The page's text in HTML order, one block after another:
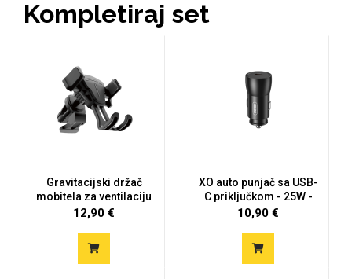
Kompletiraj set
Gravitacijski držač
mobitela za ventilaciju
12,90 €
XO auto punjač sa USB-
C priključkom - 25W -
cr...
10,90 €
Sportski motivi Obiteljski motivi
Mix